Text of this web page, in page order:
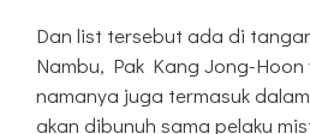
Dan list tersebut ada di
Nambu, Pak Kang Jong-
namanya juga termasuk
akan dibunuh sama pelaku